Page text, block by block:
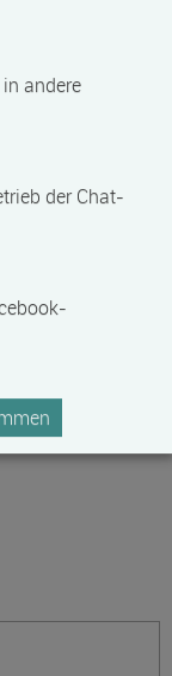
um
Sie beim
andere
der Chat-